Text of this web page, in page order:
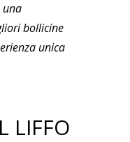
una
bollicine
unica
LIFFO